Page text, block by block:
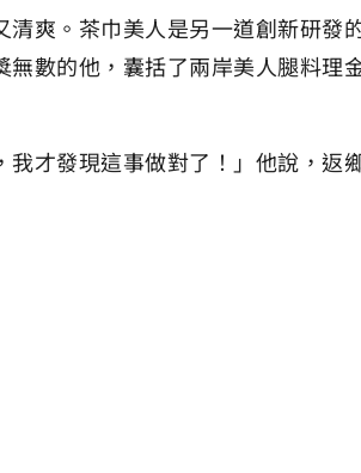
爽。茶巾美人是另一道創新研發
數的他，囊括了兩岸美人腿料理
才發現這事做對了！」他說，返